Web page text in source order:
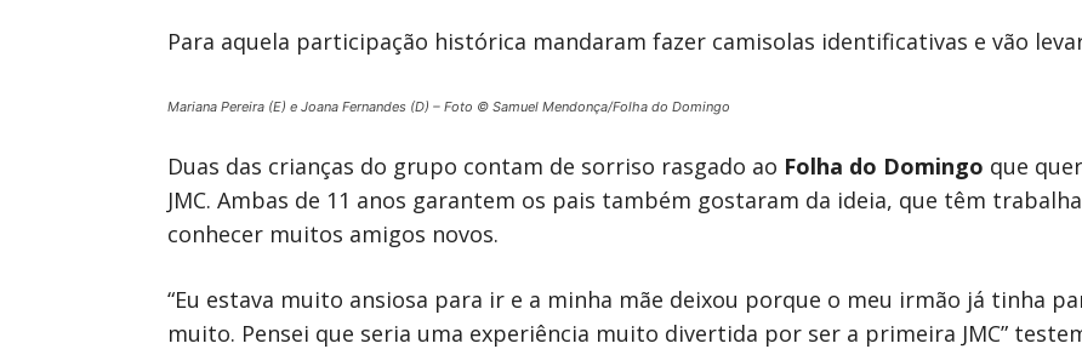
Para aquela participação histórica mandaram fazer camisolas identificativas e vão
Mariana Pereira (E) e Joana Fernandes (D) – Foto © Samuel Mendonça/Folha do Domingo
Duas das crianças do grupo contam de sorriso rasgado ao Folha do Domingo que
JMC. Ambas de 11 anos garantem os pais também gostaram da ideia, que têm
conhecer muitos amigos novos.
“Eu estava muito ansiosa para ir e a minha mãe deixou porque o meu irmão já tinha
muito. Pensei que seria uma experiência muito divertida por ser a primeira JMC”